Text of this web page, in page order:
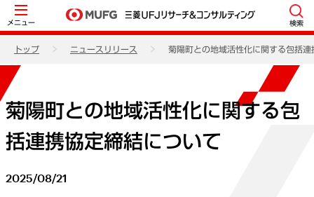
メニュー 検索
トップ ニュースリリース 菊陽町との地域活性化に関する包括
菊陽町との地域活性化に関する包
括連携協定締結について
2025/08/21